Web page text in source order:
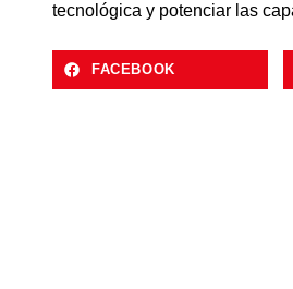
tecnológica y potenciar las
FACEBOOK